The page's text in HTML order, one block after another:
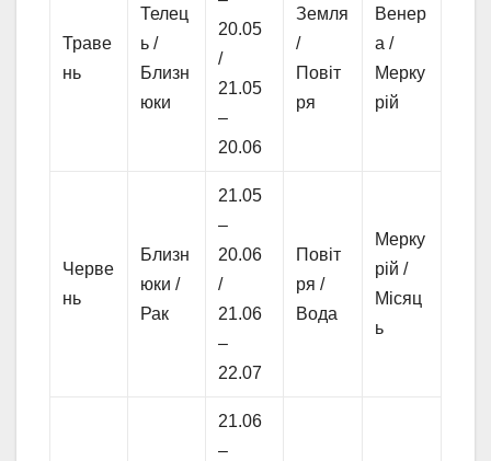
Траве
нь
Телец
ь /
Близн
юки
20.05
/
21.05
–
20.06
Земля
/
Повіт
ря
Венер
а /
Мерку
рій
Черве
нь
Близн
юки /
Рак
21.05
–
20.06
/
21.06
–
22.07
Повіт
ря /
Вода
Мерку
рій /
Місяц
ь
21.06
–